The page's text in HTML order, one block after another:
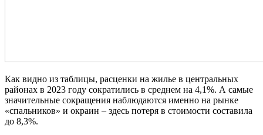
Как видно из таблицы, расценки на жилье в центральных
районах в 2023 году сократились в среднем на 4,1%. А самые
значительные сокращения наблюдаются именно на рынке
«спальников» и окраин – здесь потеря в стоимости составила
до 8,3%.